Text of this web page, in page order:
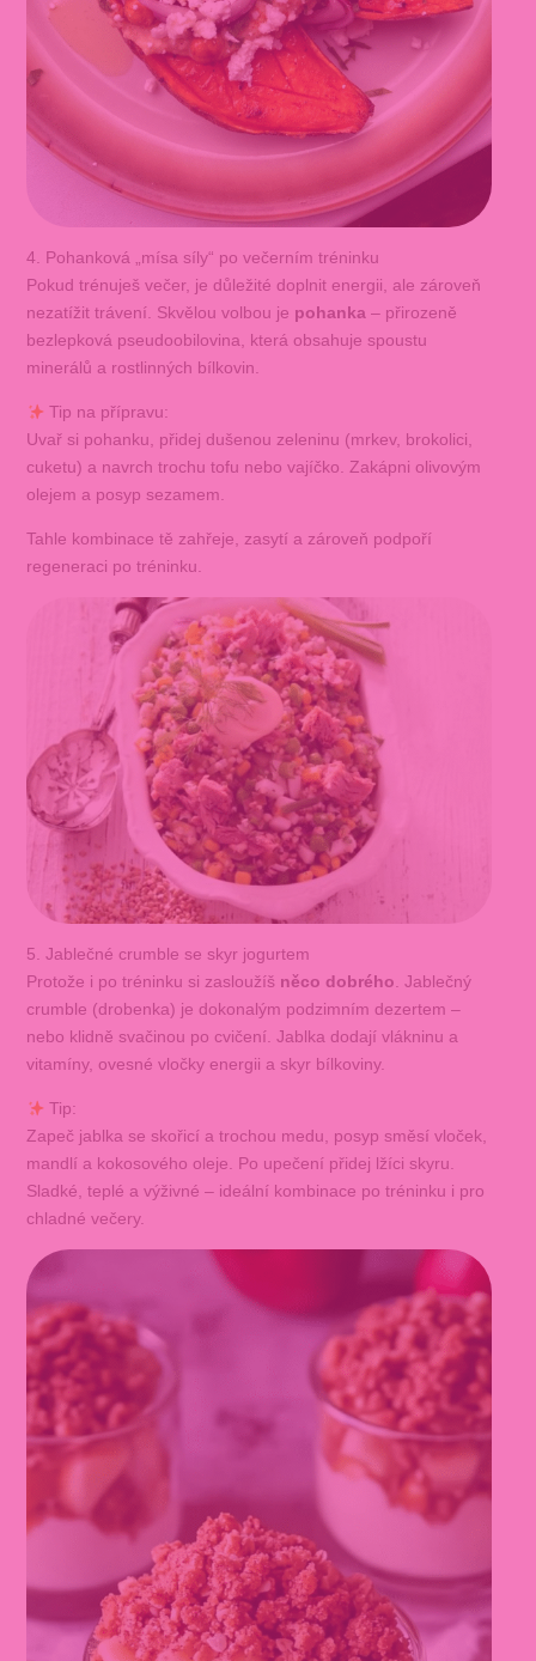
4. Pohanková „mísa síly“ po večerním tréninku
Pokud trénuješ večer, je důležité doplnit energii, ale zároveň
nezatížit trávení. Skvělou volbou je pohanka– přirozeně
bezlepková pseudoobilovina, která obsahuje spoustu
minerálů a rostlinných bílkovin.
Tip na přípravu:
Uvař si pohanku, přidej dušenou zeleninu (mrkev, brokolici,
cuketu) a navrch trochu tofu nebo vajíčko. Zakápni olivovým
olejem a posyp sezamem.
Tahle kombinace tě zahřeje, zasytí a zároveň podpoří
regeneraci po tréninku.
5. Jablečné crumble se skyr jogurtem
Protože i po tréninku si zasloužíš něco dobrého. Jablečný
crumble (drobenka) je dokonalým podzimním dezertem –
nebo klidně svačinou po cvičení. Jablka dodají vlákninu a
vitamíny, ovesné vločky energii a skyr bílkoviny.
Tip:
Zapeč jablka se skořicí a trochou medu, posyp směsí vloček,
mandlí a kokosového oleje. Po upečení přidej lžíci skyru.
Sladké, teplé a výživné – ideální kombinace po tréninku i pro
chladné večery.